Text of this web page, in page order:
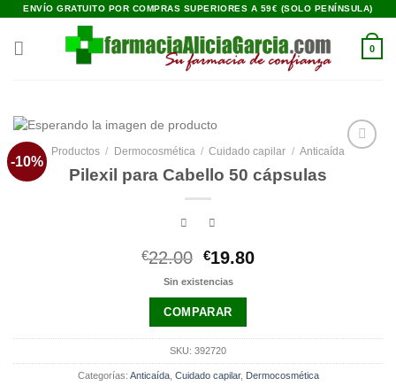
Saltar
contenido
ENVÍO GRATUITO POR COMPRAS SUPERIORES A 59€ (SOLO PENÍNSULA)
0
-10%
Productos / Dermocosmética / Cuidado capilar / Anticaída
Pilexil para Cabello 50 cápsulas
€22.00 El
precio
era:
€22.00.
€19.80El
Sin existencias
COMPARAR
SKU: 392720
Categorías: Anticaída, Cuidado capilar, Dermocosmética